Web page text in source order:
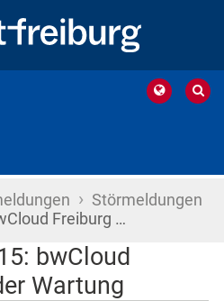
› Störmeldungen
Freiburg …
bwCloud
Wartung